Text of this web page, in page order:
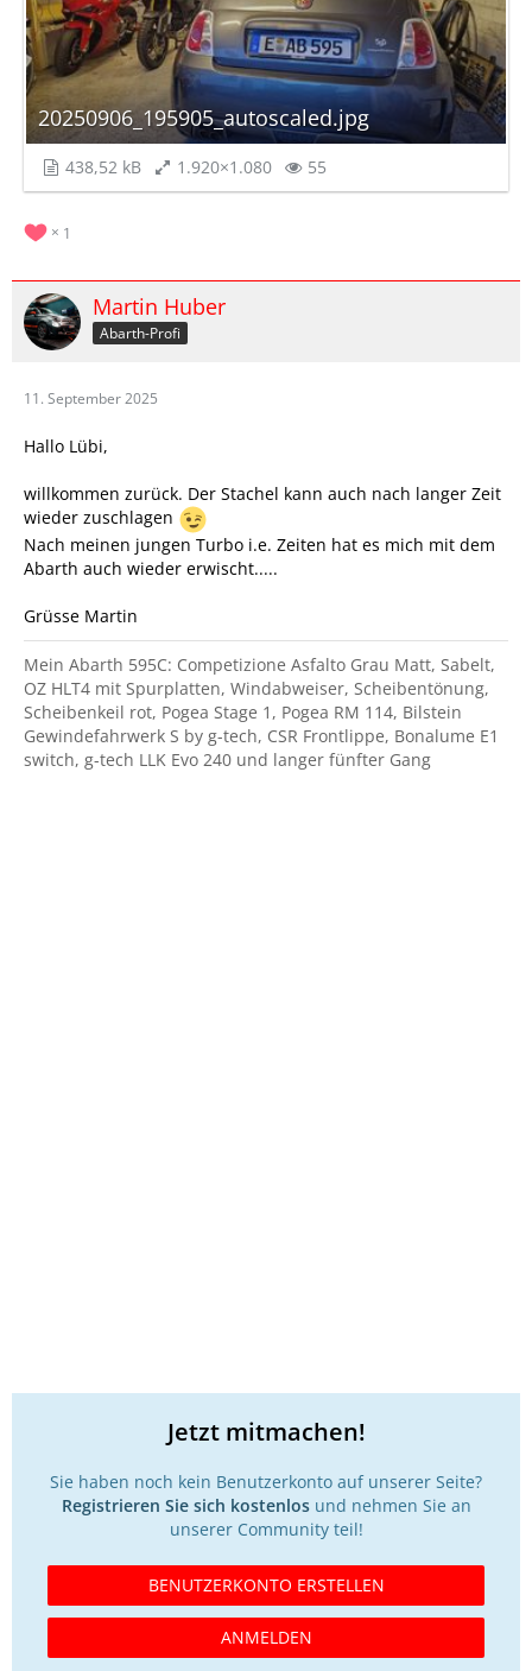
20250906_195905_autoscaled.jpg
438,52 kB 1.920×1.080 55
1
Martin Huber
Abarth-Profi
11. September 2025
Hallo Lübi,
willkommen zurück. Der Stachel kann auch nach langer Zeit
wieder zuschlagen
Nach meinen jungen Turbo i.e. Zeiten hat es mich mit dem
Abarth auch wieder erwischt.....
Grüsse Martin
Mein Abarth 595C: Competizione Asfalto Grau Matt, Sabelt,
OZ HLT4 mit Spurplatten, Windabweiser, Scheibentönung,
Scheibenkeil rot, Pogea Stage 1, Pogea RM 114, Bilstein
Gewindefahrwerk S by g-tech, CSR Frontlippe, Bonalume E1
switch, g-tech LLK Evo 240 und langer fünfter Gang
Jetzt mitmachen!
Sie haben noch kein Benutzerkonto auf unserer Seite?
Registrieren Sie sich kostenlosund nehmen Sie an
unserer Community teil!
BENUTZERKONTO ERSTELLEN
ANMELDEN